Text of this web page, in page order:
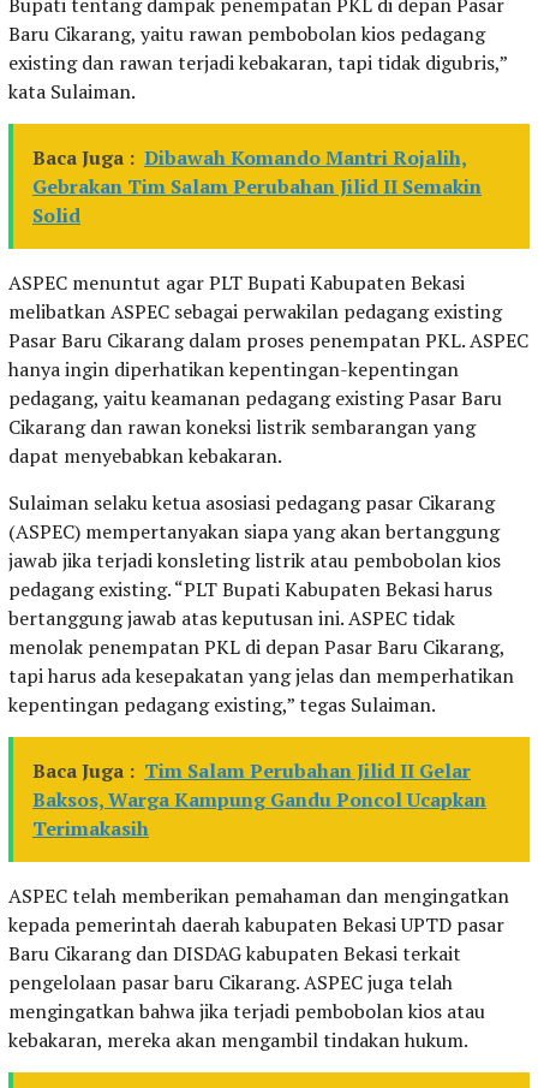
Baru Cikarang, yaitu rawan pembobolan kios pedagang
existing dan rawan terjadi kebakaran, tapi tidak digubris,”
kata Sulaiman.
Baca Juga : Dibawah Komando Mantri Rojalih,
Gebrakan Tim Salam Perubahan Jilid II Semakin
Solid
ASPEC menuntut agar PLT Bupati Kabupaten Bekasi
melibatkan ASPEC sebagai perwakilan pedagang existing
Pasar Baru Cikarang dalam proses penempatan PKL. ASPEC
hanya ingin diperhatikan kepentingan-kepentingan
pedagang, yaitu keamanan pedagang existing Pasar Baru
Cikarang dan rawan koneksi listrik sembarangan yang
dapat menyebabkan kebakaran.
Sulaiman selaku ketua asosiasi pedagang pasar Cikarang
(ASPEC) mempertanyakan siapa yang akan bertanggung
jawab jika terjadi konsleting listrik atau pembobolan kios
pedagang existing. “PLT Bupati Kabupaten Bekasi harus
bertanggung jawab atas keputusan ini. ASPEC tidak
menolak penempatan PKL di depan Pasar Baru Cikarang,
tapi harus ada kesepakatan yang jelas dan memperhatikan
kepentingan pedagang existing,” tegas Sulaiman.
Baca Juga : Tim Salam Perubahan Jilid II Gelar
Baksos, Warga Kampung Gandu Poncol Ucapkan
Terimakasih
ASPEC telah memberikan pemahaman dan mengingatkan
kepada pemerintah daerah kabupaten Bekasi UPTD pasar
Baru Cikarang dan DISDAG kabupaten Bekasi terkait
pengelolaan pasar baru Cikarang. ASPEC juga telah
mengingatkan bahwa jika terjadi pembobolan kios atau
kebakaran, mereka akan mengambil tindakan hukum.